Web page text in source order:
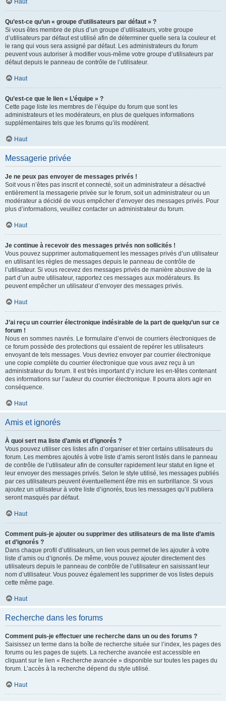
Haut
Qu’est-ce qu’un « groupe d’utilisateurs par défaut » ?
Si vous êtes membre de plus d’un groupe d’utilisateurs, votre groupe
d’utilisateurs par défaut est utilisé afin de déterminer quelle sera la couleur et
le rang qui vous sera assigné par défaut. Les administrateurs du forum
peuvent vous autoriser à modifier vous-même votre groupe d’utilisateurs par
défaut depuis le panneau de contrôle de l’utilisateur.
Haut
Qu’est-ce que le lien « L’équipe » ?
Cette page liste les membres de l’équipe du forum que sont les
administrateurs et les modérateurs, en plus de quelques informations
supplémentaires tels que les forums qu’ils modèrent.
Haut
Messagerie privée
Je ne peux pas envoyer de messages privés !
Soit vous n’êtes pas inscrit et connecté, soit un administrateur a désactivé
entièrement la messagerie privée sur le forum, soit un administrateur ou un
modérateur a décidé de vous empêcher d’envoyer des messages privés. Pour
plus d’informations, veuillez contacter un administrateur du forum.
Haut
Je continue à recevoir des messages privés non sollicités !
Vous pouvez supprimer automatiquement les messages privés d’un utilisateur
en utilisant les règles de messages depuis le panneau de contrôle de
l’utilisateur. Si vous recevez des messages privés de manière abusive de la
part d’un autre utilisateur, rapportez ces messages aux modérateurs. Ils
peuvent empêcher un utilisateur d’envoyer des messages privés.
Haut
J’ai reçu un courrier électronique indésirable de la part de quelqu’un sur ce
forum !
Nous en sommes navrés. Le formulaire d’envoi de courriers électroniques de
ce forum possède des protections qui essaient de repérer les utilisateurs
envoyant de tels messages. Vous devriez envoyer par courrier électronique
une copie complète du courrier électronique que vous avez reçu à un
administrateur du forum. Il est très important d’y inclure les en-têtes contenant
des informations sur l’auteur du courrier électronique. Il pourra alors agir en
conséquence.
Haut
Amis et ignorés
À quoi sert ma liste d’amis et d’ignorés ?
Vous pouvez utiliser ces listes afin d’organiser et trier certains utilisateurs du
forum. Les membres ajoutés à votre liste d’amis seront listés dans le panneau
de contrôle de l’utilisateur afin de consulter rapidement leur statut en ligne et
leur envoyer des messages privés. Selon le style utilisé, les messages publiés
par ces utilisateurs peuvent éventuellement être mis en surbrillance. Si vous
ajoutez un utilisateur à votre liste d’ignorés, tous les messages qu’il publiera
seront masqués par défaut.
Haut
Comment puis-je ajouter ou supprimer des utilisateurs de ma liste d’amis
et d’ignorés ?
Dans chaque profil d’utilisateurs, un lien vous permet de les ajouter à votre
liste d’amis ou d’ignorés. De même, vous pouvez ajouter directement des
utilisateurs depuis le panneau de contrôle de l’utilisateur en saisissant leur
nom d’utilisateur. Vous pouvez également les supprimer de vos listes depuis
cette même page.
Haut
Recherche dans les forums
Comment puis-je effectuer une recherche dans un ou des forums ?
Saisissez un terme dans la boîte de recherche située sur l’index, les pages des
forums ou les pages de sujets. La recherche avancée est accessible en
cliquant sur le lien « Recherche avancée » disponible sur toutes les pages du
forum. L’accès à la recherche dépend du style utilisé.
Haut